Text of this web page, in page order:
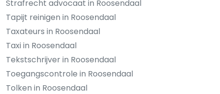
Strafrecht advocaat in Roosendaal
Tapijt reinigen in Roosendaal
Taxateurs in Roosendaal
Taxi in Roosendaal
Tekstschrijver in Roosendaal
Toegangscontrole in Roosendaal
Tolken in Roosendaal